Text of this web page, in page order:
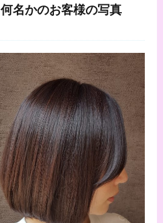
名かのお客様の写真